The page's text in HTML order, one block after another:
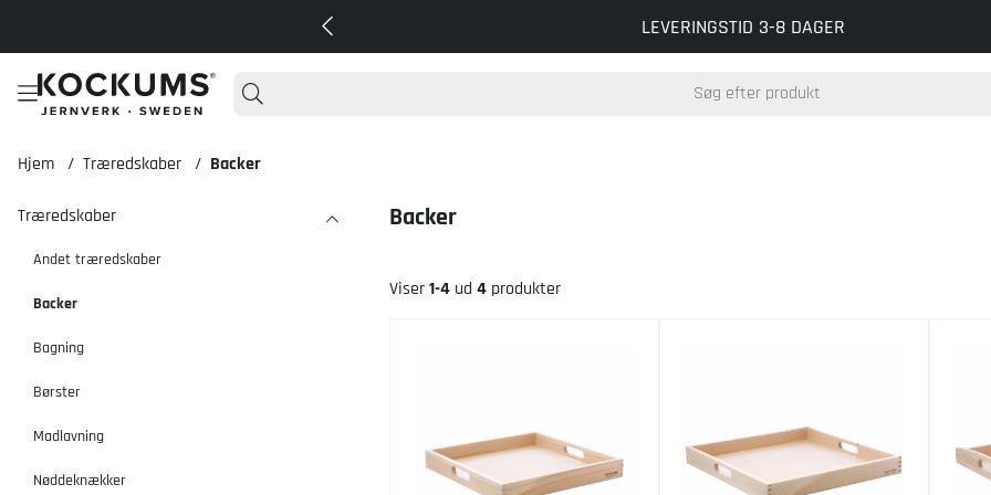
LEVERINGSTID 3-8 DAGER
Hjem Træredskaber Backer
Træredskaber
Andet træredskaber
Backer
Bagning
Børster
Madlavning
Nøddeknækker
Backer
Viser1-4 ud 4 produkter